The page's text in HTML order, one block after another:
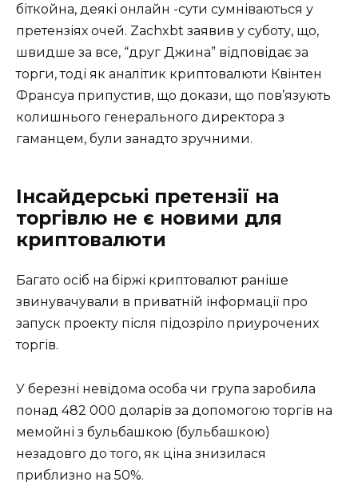
біткойна, деякі онлайн -сути сумніваються у
претензіях очей. Zachxbt заявив у суботу, що,
швидше за все, “друг Джина” відповідає за
торги, тоді як аналітик криптовалюти Квінтен
Франсуа припустив, що докази, що пов’язують
колишнього генерального директора з
гаманцем, були занадто зручними.
Інсайдерські претензії на
торгівлю не є новими для
криптовалюти
Багато осіб на біржі криптовалют раніше
звинувачували в приватній інформації про
запуск проекту після підозріло приурочених
торгів.
У березні невідома особа чи група заробила
понад 482 000 доларів за допомогою торгів на
мемойні з бульбашкою (бульбашкою)
незадовго до того, як ціна знизилася
приблизно на 50%.